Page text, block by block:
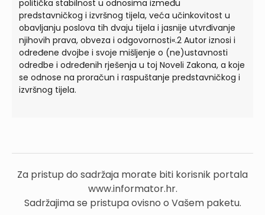
politička stabilnost u odnosima između
predstavničkog i izvršnog tijela, veća učinkovitost u
obavljanju poslova tih dvaju tijela i jasnije utvrđivanje
njihovih prava, obveza i odgovornosti«.2 Autor iznosi i
određene dvojbe i svoje mišljenje o (ne)ustavnosti
odredbe i određenih rješenja u toj Noveli Zakona, a koje
se odnose na proračun i raspuštanje predstavničkog i
izvršnog tijela.
Za pristup do sadržaja morate biti korisnik portala
www.informator.hr.
Sadržajima se pristupa ovisno o Vašem paketu.